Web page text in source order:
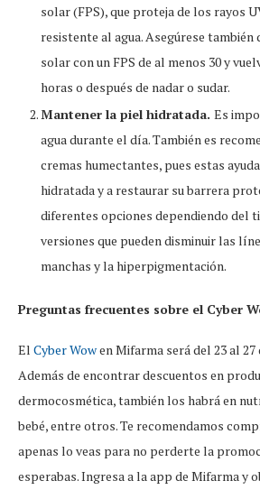
solar (FPS), que proteja de los rayos
resistente al agua. Asegúrese
solar con un FPS de al menos 30 y
horas o después de nadar o sudar.
Mantener la piel hidratada. Es
agua durante el día. También es
cremas humectantes, pues estas
hidratada y a restaurar su barrera
diferentes opciones dependiendo del
versiones que pueden disminuir las
manchas y la hiperpigmentación.
Preguntas frecuentes sobre el Cyber
El Cyber Wowen Mifarma será del 23 al 27
Además de encontrar descuentos en
dermocosmética, también los habrá en
bebé, entre otros. Te recomendamos
apenas lo veas para no perderte la
esperabas. Ingresa a la app de Mifarma y